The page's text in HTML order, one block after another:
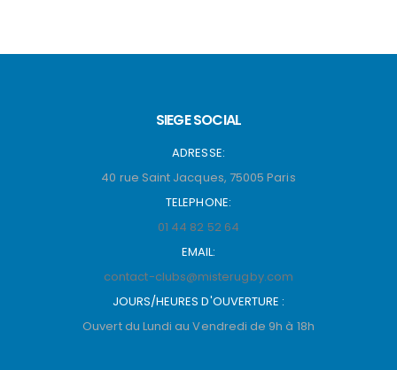
SIEGE SOCIAL
ADRESSE:
40 rue Saint Jacques, 75005 Paris
TELEPHONE:
01 44 82 52 64
EMAIL:
contact-clubs@misterugby.com
JOURS/HEURES D'OUVERTURE :
Ouvert du Lundi au Vendredi de 9h à 18h